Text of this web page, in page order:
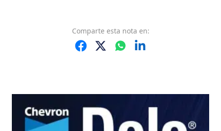
Comparte esta nota en: